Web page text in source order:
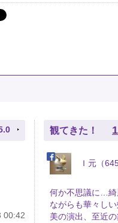
観てきた！ 1
Ｉ元（645
何か不思議に…
ながらも華々し
美の演出、至近